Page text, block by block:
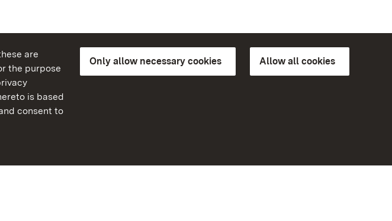
are
the purpose
is based
consent to
Only allow necessary cookies Allow all cookies
Baden-Wuerttemberg